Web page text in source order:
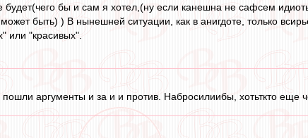
бы и сам я хотел,(ну если канешна не сафсем
быть) ) В нынешней ситуации, как в анигдоте, только
или "красивых".
аргументы и за и и против. Набросилиибы, хотьткто еще